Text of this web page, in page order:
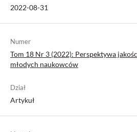
2022-08-31
Numer
Tom 18 Nr 3 (2022): Perspektywa
młodych naukowców
Dział
Artykuł